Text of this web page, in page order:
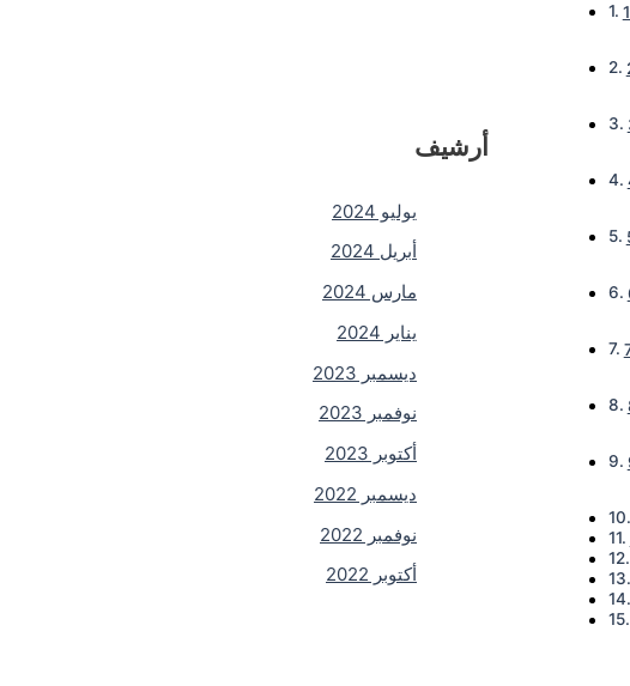
أرشيف
يوليو 2024
أبريل 2024
مارس 2024
يناير 2024
ديسمبر 2023
نوفمبر 2023
أكتوبر 2023
ديسمبر 2022
نوفمبر 2022
أكتوبر 2022